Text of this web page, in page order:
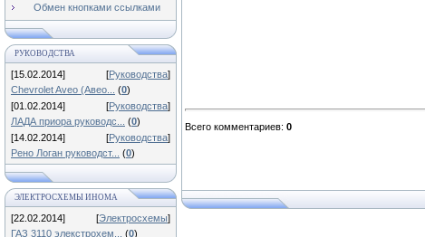
Обмен кнопками ссылками
РУКОВОДСТВА
[15.02.2014] [Руководства]
Chevrolet Aveo (Авео...
(0)
[01.02.2014]
[Руководства]
ЛАДА приора руководс...
(0)
[14.02.2014]
[Руководства]
Рено Логан руководст...
(0)
ЭЛЕКТРОСХЕМЫ ИНОМА
[22.02.2014] [Электросхемы]
ГАЗ 3110 элекстрохем...
(0)
Всего комментариев: 0